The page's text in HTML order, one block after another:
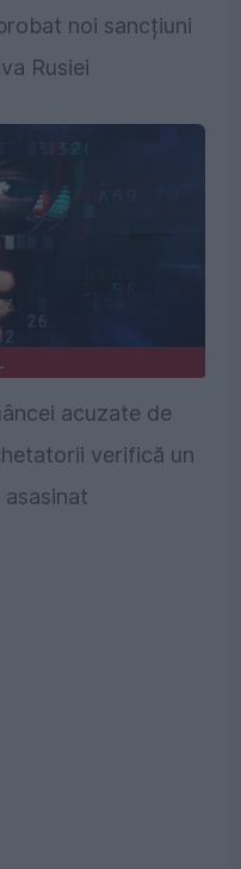
noi sancțiuni
Rusiei
acuzate de
verifică un
asasinat